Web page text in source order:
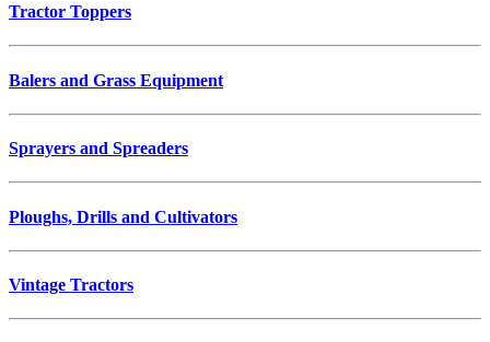
Tractor Toppers
Balers and Grass Equipment
Sprayers and Spreaders
Ploughs, Drills and Cultivators
Vintage Tractors